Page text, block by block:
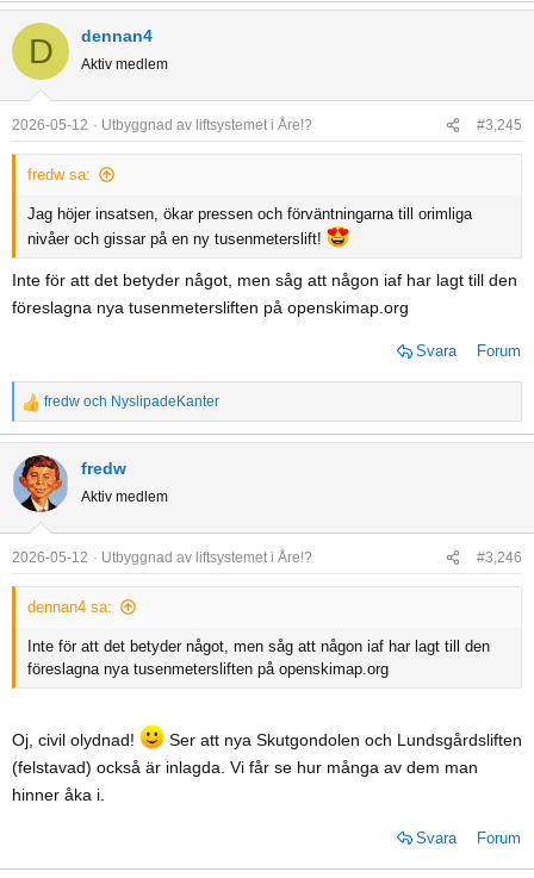
e
a
t
i
o
n
D dennan4
Aktiv medlem
2026-05-12 Utbyggnad av liftsystemet i Åre!? #3,245
fredw sa:
Jag höjer insatsen, ökar pressen och förväntningarna till orimliga
nivåer och gissar på en ny tusenmeterslift!
Inte för att det betyder något, men såg att någon iaf har lagt till den
föreslagna nya tusenmetersliften på openskimap.org
Svara Forum
R
e
a
c
t
i
o
n
fredw och NyslipadeKanter
fredw
Aktiv medlem
2026-05-12 Utbyggnad av liftsystemet i Åre!? #3,246
dennan4 sa:
Inte för att det betyder något, men såg att någon iaf har lagt till den
föreslagna nya tusenmetersliften på openskimap.org
Oj, civil olydnad!
Ser att nya Skutgondolen och Lundsgårdsliften
(felstavad) också är inlagda. Vi får se hur många av dem man
hinner åka i.
Svara Forum